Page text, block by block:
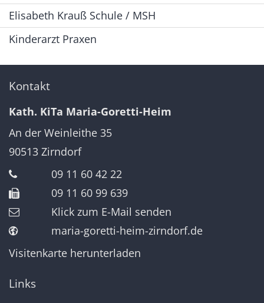
Elisabeth Krauß Schule / MSH
Kinderarzt Praxen
Kontakt
Kath. KiTa Maria-Goretti-Heim
An der Weinleithe 35
90513 Zirndorf
09 11 60 42 22
09 11 60 99 639
Klick zum E-Mail senden
maria-goretti-heim-zirndorf.de
Visitenkarte herunterladen
Links